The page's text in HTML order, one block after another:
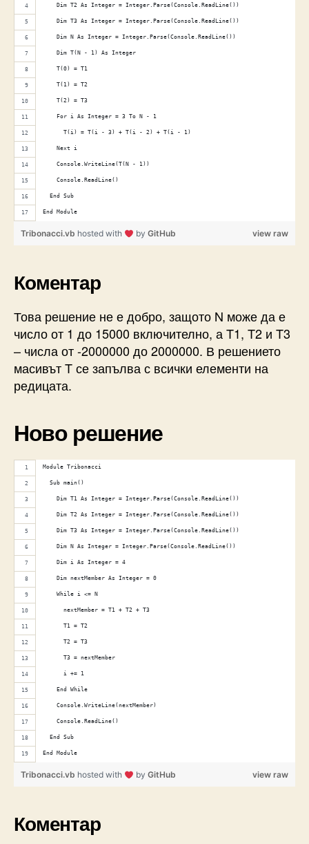
    Dim T2 As Integer = Integer.Parse(Console.ReadLine())
    Dim T3 As Integer = Integer.Parse(Console.ReadLine())
    Dim N As Integer = Integer.Parse(Console.ReadLine())
    Dim T(N - 1) As Integer
    T(0) = T1
    T(1) = T2
    T(2) = T3
    For i As Integer = 3 To N - 1
      T(i) = T(i - 3) + T(i - 2) + T(i - 1)
    Next i
    Console.WriteLine(T(N - 1))
    Console.ReadLine()
  End Sub
End Module
view raw
Tribonacci.vb hosted with by GitHub
Коментар
Това решение не е добро, защото N може да е
число от 1 до 15000 включително, а T1, T2 и T3
– числа от -2000000 до 2000000. В решението
масивът T се запълва с всички елементи на
редицата.
Ново решение
Module Tribonacci
  Sub main()
    Dim T1 As Integer = Integer.Parse(Console.ReadLine())
    Dim T2 As Integer = Integer.Parse(Console.ReadLine())
    Dim T3 As Integer = Integer.Parse(Console.ReadLine())
    Dim N As Integer = Integer.Parse(Console.ReadLine())
    Dim i As Integer = 4
    Dim nextMember As Integer = 0
    While i <= N
      nextMember = T1 + T2 + T3
      T1 = T2
      T2 = T3
      T3 = nextMember
      i += 1
    End While
    Console.WriteLine(nextMember)
    Console.ReadLine()
  End Sub
End Module
view raw
Tribonacci.vb hosted with by GitHub
Коментар